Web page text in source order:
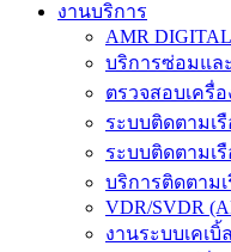
งานบริการ
AMR
บริการซ่อมแล
ตรวจสอบเครื่
ระบบติดตามเ
ระบบติดตามเ
บริการติดตามเ
VDR/SVDR
งานระบบเคเบิ้